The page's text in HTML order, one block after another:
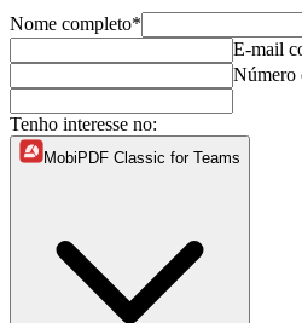
Nome completo*
E-mail
Número
Tenho interesse no:
MobiPDF Classic for Teams